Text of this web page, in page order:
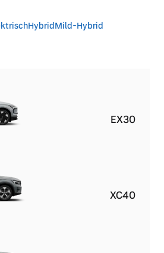
HybridMild-Hybrid
EX30
XC40